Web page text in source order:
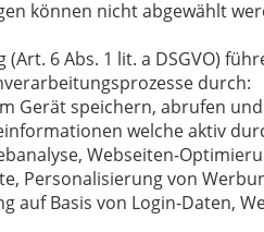
können nicht abgewählt
6 Abs. 1 lit. a DSGVO)
durch:
Gerät speichern, abrufen
welche aktiv
Webseiten-
Personalisierung von
auf Basis von Login-Daten,
im Berg Graz,